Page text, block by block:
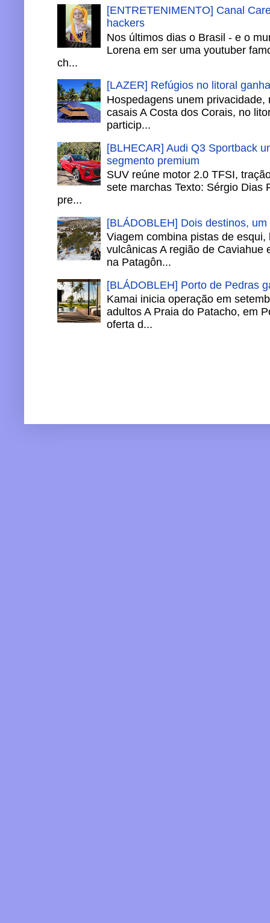
[ENTRETENIMENTO] Canal
hackers
Nos últimos dias o Brasil - e o
Lorena em ser uma youtuber
ch...
[LAZER] Refúgios no litoral
Hospedagens unem
casais A Costa dos Corais, no
particip...
[BLHECAR] Audi Q3 Sportback
segmento premium
SUV reúne motor 2.0 TFSI,
sete marchas Texto: Sérgio Dias
pre...
[BLÁDOBLEH] Dois destinos,
Viagem combina pistas de
vulcânicas A região de Caviahue
na Patagôn...
[BLÁDOBLEH] Porto de Pedras
Kamai inicia operação em
adultos A Praia do Patacho, em
oferta d...